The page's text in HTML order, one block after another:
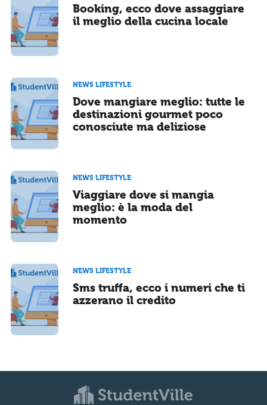
Booking, ecco dove assaggiare
il meglio della cucina locale
NEWS LIFESTYLE
Dove mangiare meglio: tutte le
destinazioni gourmet poco
conosciute ma deliziose
NEWS LIFESTYLE
Viaggiare dove si mangia
meglio: è la moda del
momento
NEWS LIFESTYLE
Sms truffa, ecco i numeri che ti
azzerano il credito